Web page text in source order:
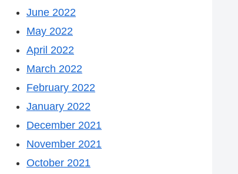
June 2022
May 2022
April 2022
March 2022
February 2022
January 2022
December 2021
November 2021
October 2021